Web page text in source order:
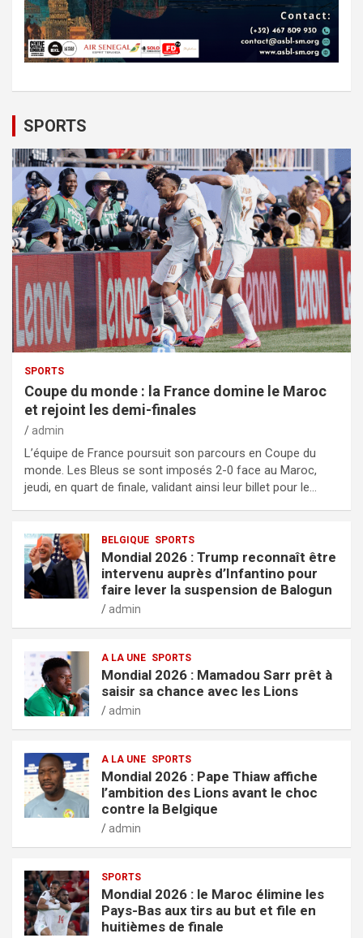
SPORTS
SPORTS
Coupe du monde : la France domine le Maroc
et rejoint les demi-finales
admin
L’équipe de France poursuit son parcours en Coupe du
monde. Les Bleus se sont imposés 2-0 face au Maroc,
jeudi, en quart de finale, validant ainsi leur billet pour le…
BELGIQUE SPORTS
Mondial 2026 : Trump reconnaît être
intervenu auprès d’Infantino pour
faire lever la suspension de Balogun
admin
A LA UNE SPORTS
Mondial 2026 : Mamadou Sarr prêt à
saisir sa chance avec les Lions
admin
A LA UNE SPORTS
Mondial 2026 : Pape Thiaw affiche
l’ambition des Lions avant le choc
contre la Belgique
admin
SPORTS
Mondial 2026 : le Maroc élimine les
Pays-Bas aux tirs au but et file en
huitièmes de finale